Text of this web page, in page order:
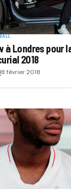
à Londres pour
2018
8 février 2018